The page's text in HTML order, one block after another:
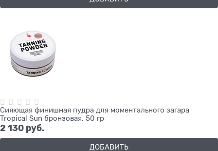
Сияющая финишная пудра для моментального загара
Tropical Sun бронзовая, 50 гр
2 130 руб.
ДОБАВИТЬ